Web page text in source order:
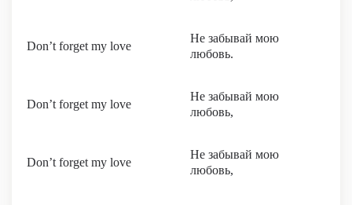
Don’t forget my love
Не забывай мою
любовь.
Don’t forget my love
Не забывай мою
любовь,
Don’t forget my love
Не забывай мою
любовь,